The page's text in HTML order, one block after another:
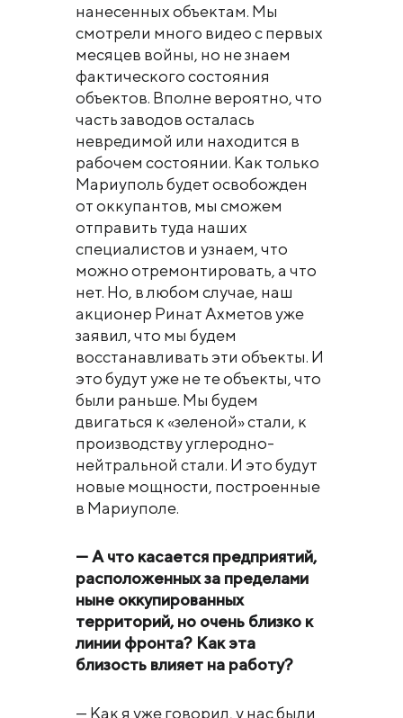
нанесенных объектам. Мы
смотрели много видео с первых
месяцев войны, но не знаем
фактического состояния
объектов. Вполне вероятно, что
часть заводов осталась
невредимой или находится в
рабочем состоянии. Как только
Мариуполь будет освобожден
от оккупантов, мы сможем
отправить туда наших
специалистов и узнаем, что
можно отремонтировать, а что
нет. Но, в любом случае, наш
акционер Ринат Ахметов уже
заявил, что мы будем
восстанавливать эти объекты. И
это будут уже не те объекты, что
были раньше. Мы будем
двигаться к «зеленой» стали, к
производству углеродно-
нейтральной стали. И это будут
новые мощности, построенные
в Мариуполе.
— А что касается предприятий,
расположенных за пределами
ныне оккупированных
территорий, но очень близко к
линии фронта? Как эта
близость влияет на работу?
— Как я уже говорил, у нас были